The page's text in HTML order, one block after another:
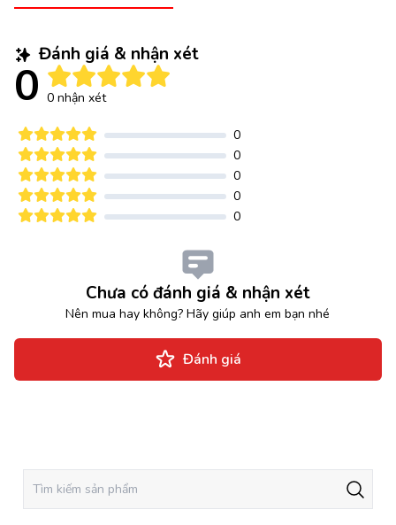
Đánh giá & nhận xét
0 0 nhận xét
0
0
0
0
0
Chưa có đánh giá & nhận xét
Nên mua hay không? Hãy giúp anh em bạn nhé
Đánh giá